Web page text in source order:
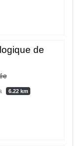
de
6.22 km